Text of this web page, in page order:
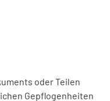
oder Teilen
Gepflogenheiten